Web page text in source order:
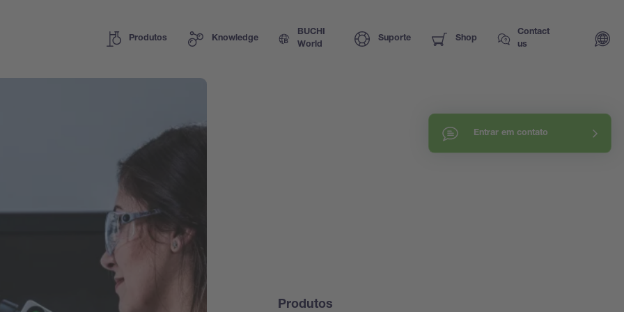
Produtos Knowledge
BUCHI
World
Suporte Shop
Contact
us
Entrar em contato
Produtos